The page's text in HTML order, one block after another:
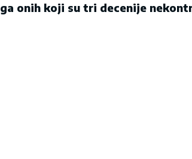
onih koji su tri decenije